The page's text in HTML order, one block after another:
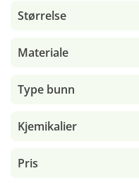
Størrelse
Materiale
Type bunn
Kjemikalier
Pris